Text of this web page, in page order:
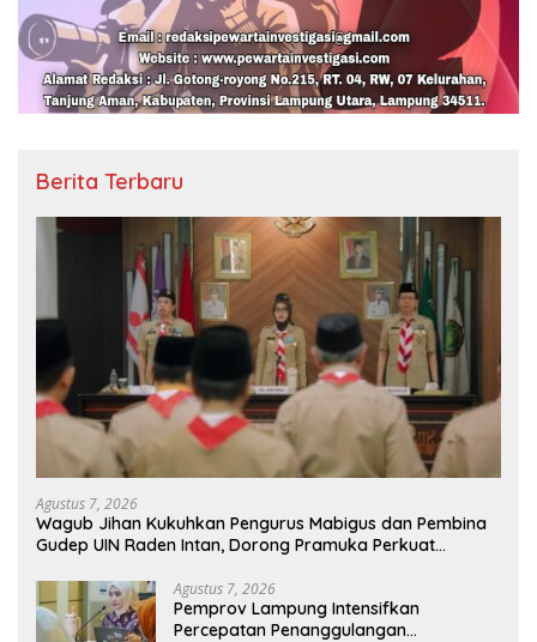
Berita Terbaru
Agustus 7, 2026
Wagub Jihan Kukuhkan Pengurus Mabigus dan Pembina
Gudep UIN Raden Intan, Dorong Pramuka Perkuat
Agustus 7, 2026
Pemprov Lampung Intensifkan
Percepatan Penanggulangan